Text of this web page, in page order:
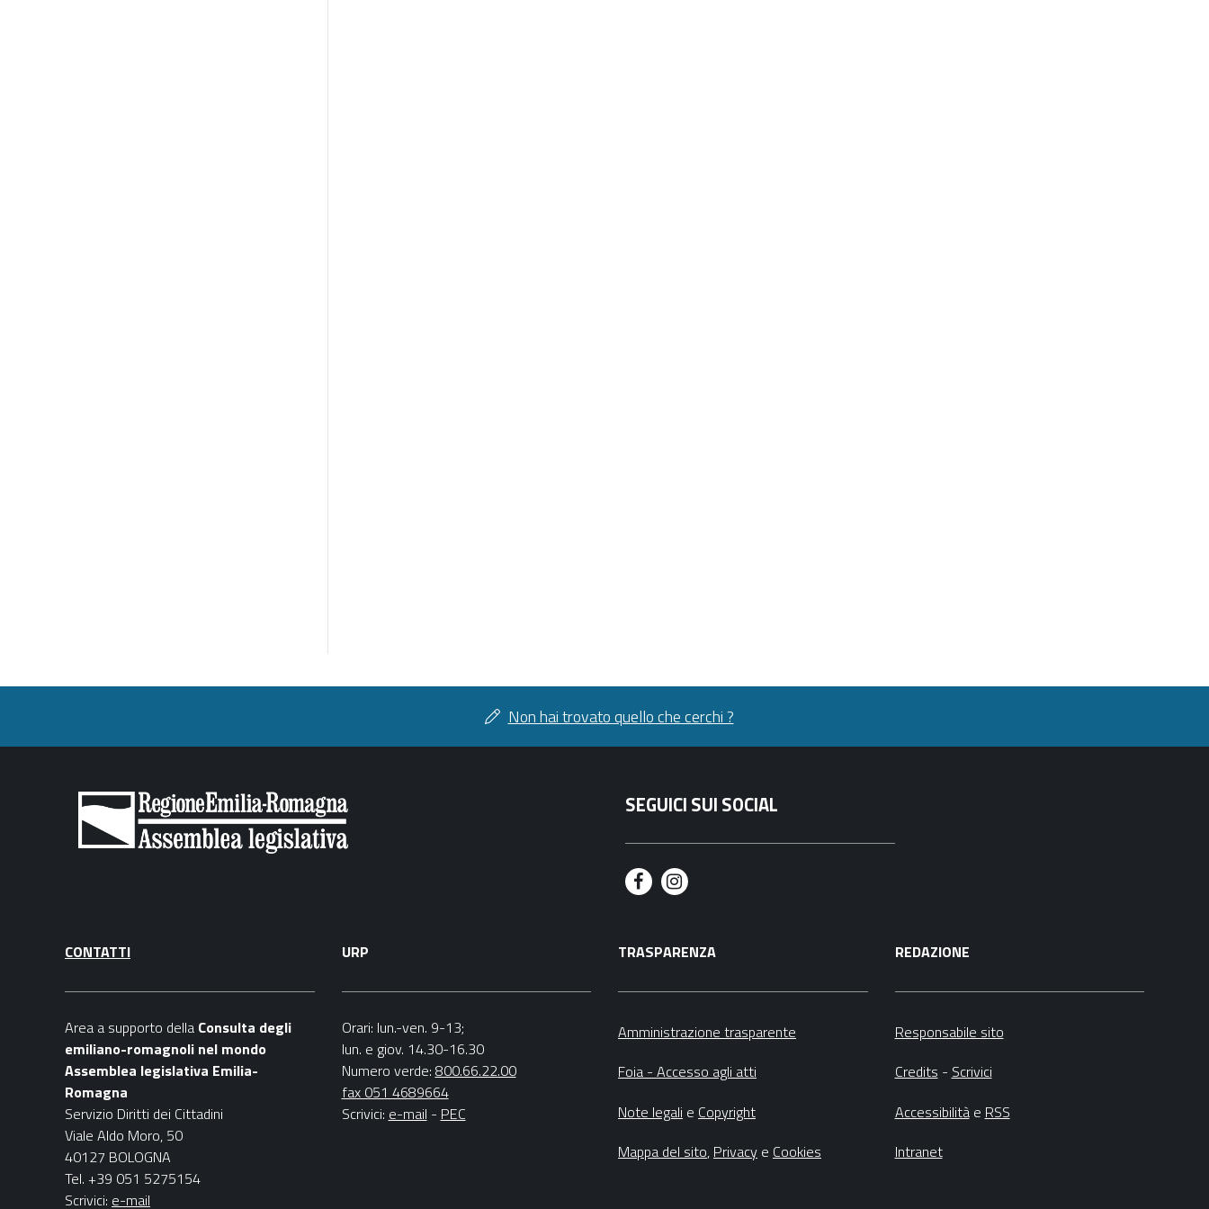
Non hai trovato quello che cerchi ?
SEGUICI SUI SOCIAL
F
c
e
o
k
I
s
t
r
a
m
CONTATTI
Area a supporto della Consulta degli
emiliano-romagnoli nel mondo
Assemblea legislativa Emilia-
Romagna
Servizio Diritti dei Cittadini
Viale Aldo Moro, 50
40127 BOLOGNA
Tel. +39 051 5275154
Scrivici: e-mail
URP
Orari: lun.-ven. 9-13;
lun. e giov. 14.30-16.30
Numero verde: 800.66.22.00
fax 051 4689664
Scrivici: e-mail - PEC
TRASPARENZA
Amministrazione trasparente
Foia - Accesso agli atti
Note legali e Copyright
Mappa del sito, Privacy e Cookies
REDAZIONE
Responsabile sito
Credits - Scrivici
Accessibilitàe RSS
Intranet